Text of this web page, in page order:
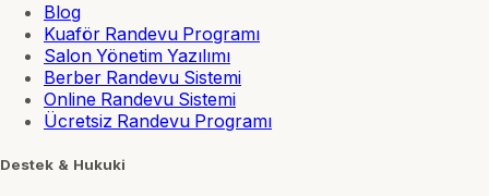
Blog
Kuaför Randevu Programı
Salon Yönetim Yazılımı
Berber Randevu Sistemi
Online Randevu Sistemi
Ücretsiz Randevu Programı
Destek & Hukuki